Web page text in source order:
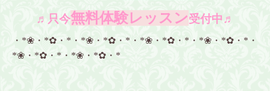
♬只今無料体験レッスン受付中♬
・*❀・*✿・*・*❀・*✿・*・*❀・*✿・*・*❀・*✿・*・
*❀・*✿・*・*❀・*✿・*